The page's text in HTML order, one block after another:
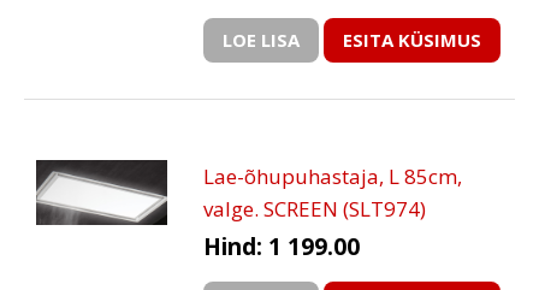
LOE LISA ESITA KÜSIMUS
Lae-õhupuhastaja, L 85cm,
valge. SCREEN (SLT974)
Hind: 1 199.00